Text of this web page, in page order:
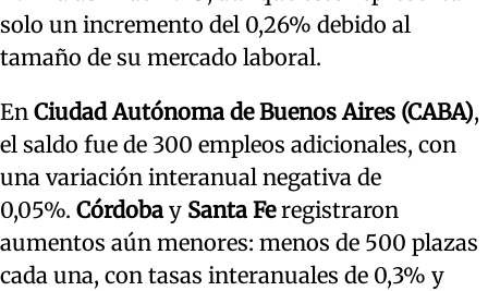
solo un incremento del 0,26% debido al
tamaño de su mercado laboral.
En Ciudad Autónoma de Buenos Aires (CABA),
el saldo fue de 300 empleos adicionales, con
una variación interanual negativa de
0,05%. Córdoba y Santa Feregistraron
aumentos aún menores: menos de 500 plazas
cada una, con tasas interanuales de 0,3% y